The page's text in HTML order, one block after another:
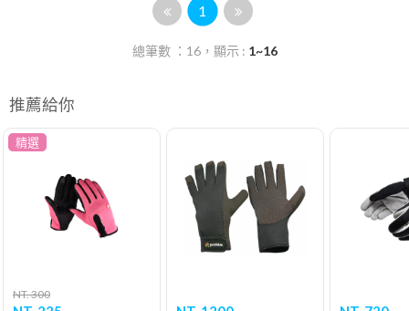
1
總筆數 ：16，顯示 : 1~16
推薦給你
精選
NT. 300